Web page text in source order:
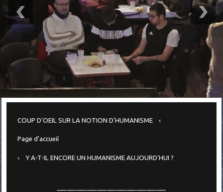
COUP D'OEIL SUR LA NOTION D'HUMANISME
Page d'accueil
Y A-T-IL ENCORE UN HUMANISME AUJOURD'HUI ?